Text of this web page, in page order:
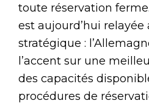
toute réservation
est aujourd’hui relayée
stratégique :
l’accent sur une
des capacités
procédures de